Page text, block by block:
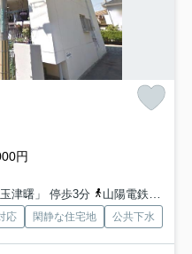
円
津曙」 停歩3分
山陽電鉄本線「西新町」駅 バス7分 神姫バス「玉津曙」 停歩4分
応 閑静な住宅地 公共下水